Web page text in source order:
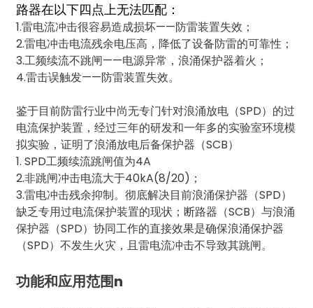
路器在以下四点上无法匹配：
1.雷电流冲击很容易造成损坏——防雷装置失效；
2.雷电冲击电流残余电压高，降低了设备防雷的可靠性；
3.工频续流不跳闸——电源异常，浪涌保护器着火；
4.雷击误触发——防雷装置失效。
鉴于目前防雷行业中尚无专门针对浪涌放电（SPD）的过
电流保护装置，经过三年的研发和一年多的实验室环境模
拟实验，证明了浪涌放电后备保护器（SCB）
1. SPD工频续流跳闸值为4A
2.非跳闸冲击电流大于40kA(8/20)；
3.雷电冲击残余抑制。彻底解决目前浪涌保护器（SPD）
缺乏专用过电流保护装置的现状；断路器（SCB）与浪涌
保护器（SPD）协同工作的直接效果是确保浪涌保护器
（SPD）不发生火灾，且雷电流冲击不导致其跳闸。
功能和应用范围n